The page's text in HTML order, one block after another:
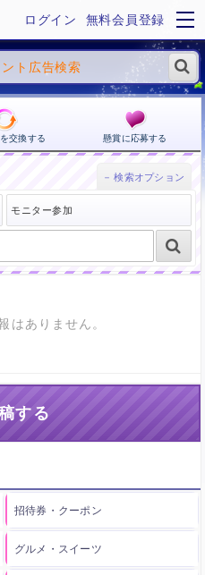
ログイン 無料会員登録
交換する 懸賞に応募する
はありません。
する
招待券・クーポン
グルメ・スイーツ